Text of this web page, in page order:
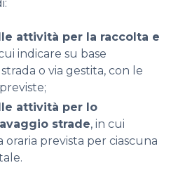
attività per la raccolta e
indicare su base
o via gestita, con le
previste;
attività per lo
strade, in cui
oraria prevista per ciascuna